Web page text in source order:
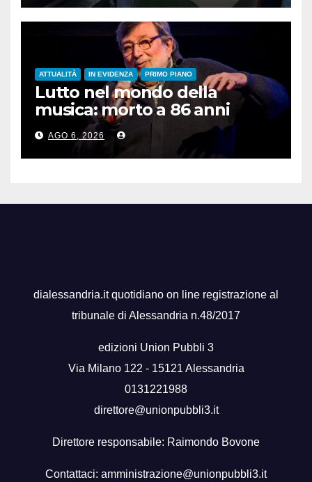
ATTUALITÀ IN EVIDENZA PRIMO PIANO
Lutto nel mondo della
musica: morto a 86 anni
Francesco Guccini
AGO 6, 2026
dialessandria.it quotidiano on line registrazione al
tribunale di Alessandria n.48/2017
edizioni Union Pubbli 3
Via Milano 122 - 15121 Alessandria
0131221988
direttore@unionpubbli3.it
Direttore responsabile: Raimondo Bovone
Contattaci: amministrazione@unionpubbli3.it